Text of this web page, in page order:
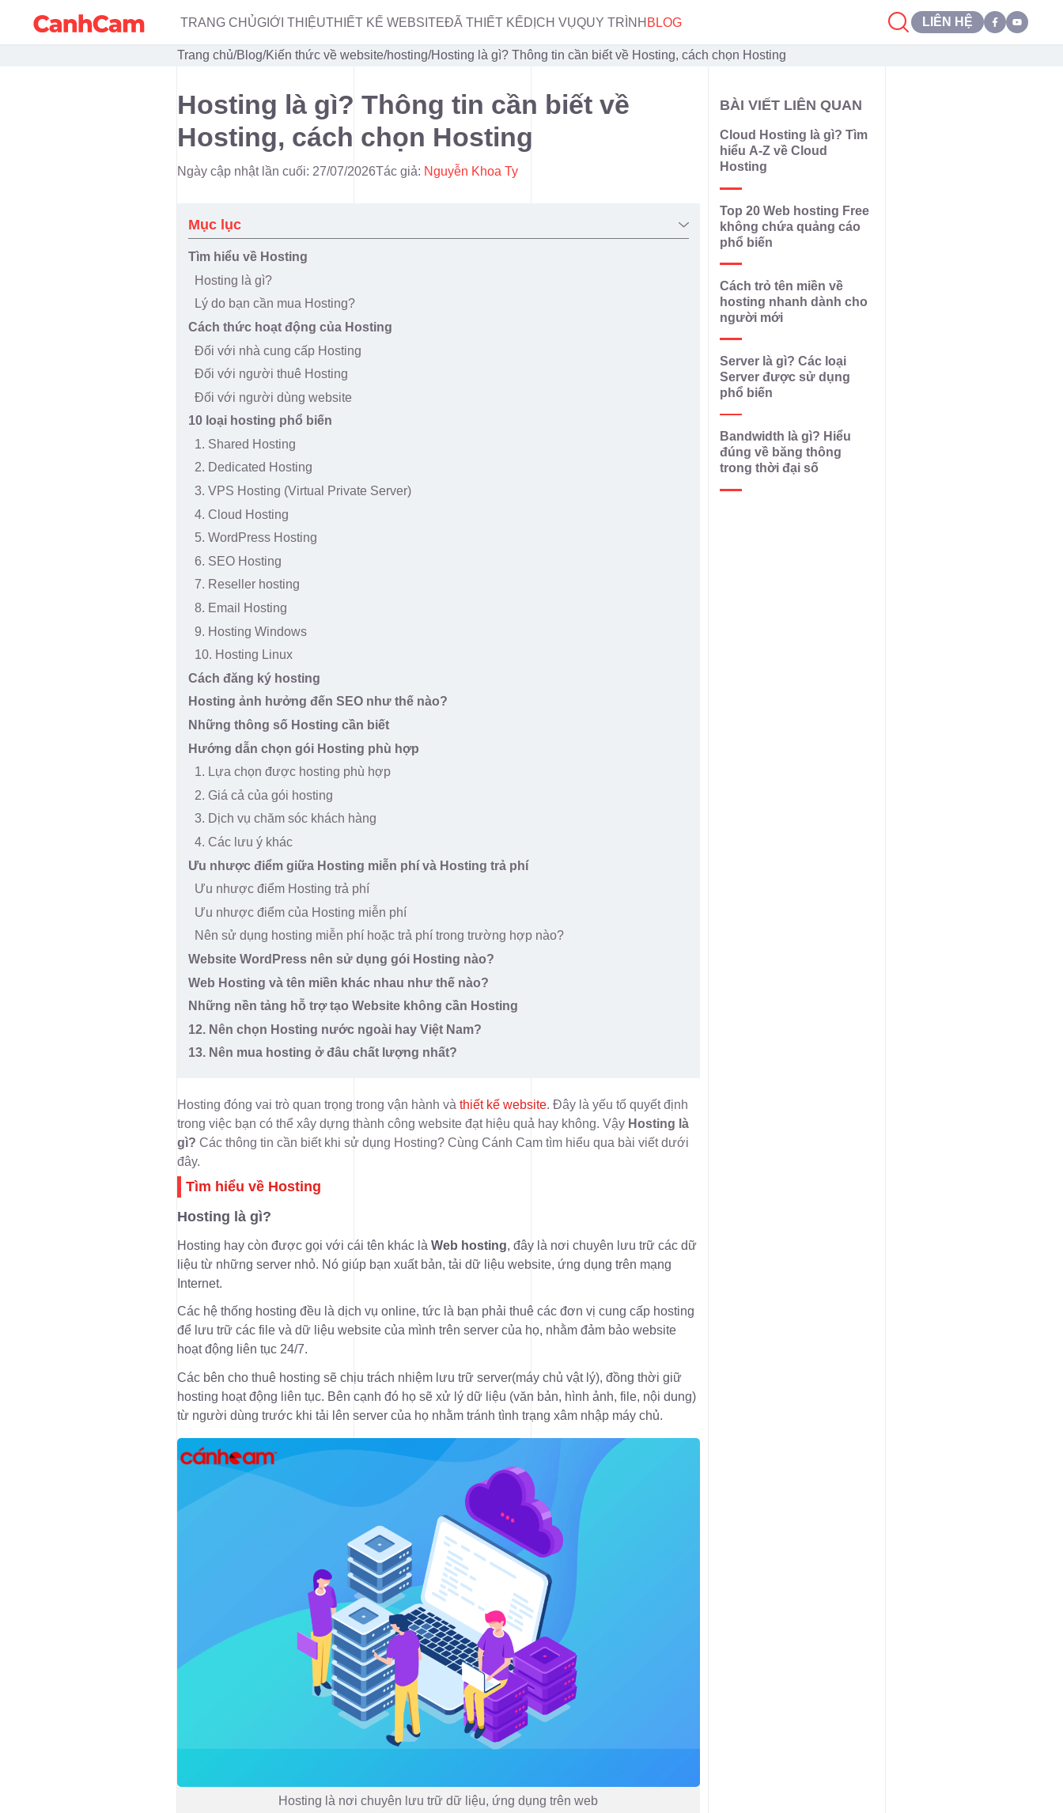
TRANG CHỦGIỚI THIỆUTHIẾT KẾ WEBSITEĐÃ THIẾT KẾDỊCH VỤQUY TRÌNH BLOG LIÊN HỆ
Trang chủ/Blog/Kiến thức về website/hosting/Hosting là gì? Thông tin cần biết về Hosting, cách chọn Hosting
Hosting là gì? Thông tin cần biết về
Hosting, cách chọn Hosting
Ngày cập nhật lần cuối: 27/07/2026Tác giả: Nguyễn Khoa Ty
Mục lục
Tìm hiểu về Hosting
Hosting là gì?
Lý do bạn cần mua Hosting?
Cách thức hoạt động của Hosting
Đối với nhà cung cấp Hosting
Đối với người thuê Hosting
Đối với người dùng website
10 loại hosting phổ biến
1. Shared Hosting
2. Dedicated Hosting
3. VPS Hosting (Virtual Private Server)
4. Cloud Hosting
5. WordPress Hosting
6. SEO Hosting
7. Reseller hosting
8. Email Hosting
9. Hosting Windows
10. Hosting Linux
Cách đăng ký hosting
Hosting ảnh hưởng đến SEO như thế nào?
Những thông số Hosting cần biết
Hướng dẫn chọn gói Hosting phù hợp
1. Lựa chọn được hosting phù hợp
2. Giá cả của gói hosting
3. Dịch vụ chăm sóc khách hàng
4. Các lưu ý khác
Ưu nhược điểm giữa Hosting miễn phí và Hosting trả phí
Ưu nhược điểm Hosting trả phí
Ưu nhược điểm của Hosting miễn phí
Nên sử dụng hosting miễn phí hoặc trả phí trong trường hợp nào?
Website WordPress nên sử dụng gói Hosting nào?
Web Hosting và tên miền khác nhau như thế nào?
Những nền tảng hỗ trợ tạo Website không cần Hosting
12. Nên chọn Hosting nước ngoài hay Việt Nam?
13. Nên mua hosting ở đâu chất lượng nhất?
Hosting đóng vai trò quan trọng trong vận hành và thiết kế website. Đây là yếu tố quyết định
trong việc bạn có thể xây dựng thành công website đạt hiệu quả hay không. Vậy Hosting là
gì? Các thông tin cần biết khi sử dụng Hosting? Cùng Cánh Cam tìm hiểu qua bài viết dưới
đây.
Tìm hiểu về Hosting
Hosting là gì?
Hosting hay còn được gọi với cái tên khác là Web hosting, đây là nơi chuyên lưu trữ các dữ
liệu từ những server nhỏ. Nó giúp bạn xuất bản, tải dữ liệu website, ứng dụng trên mạng
Internet.
Các hệ thống hosting đều là dịch vụ online, tức là bạn phải thuê các đơn vị cung cấp hosting
để lưu trữ các file và dữ liệu website của mình trên server của họ, nhằm đảm bảo website
hoạt động liên tục 24/7.
Các bên cho thuê hosting sẽ chịu trách nhiệm lưu trữ server(máy chủ vật lý), đồng thời giữ
hosting hoạt động liên tục. Bên cạnh đó họ sẽ xử lý dữ liệu (văn bản, hình ảnh, file, nội dung)
từ người dùng trước khi tải lên server của họ nhằm tránh tình trạng xâm nhập máy chủ.
Hosting là nơi chuyên lưu trữ dữ liệu, ứng dụng trên web
BÀI VIẾT LIÊN QUAN
Cloud Hosting là gì? Tìm
hiểu A-Z về Cloud
Hosting
Top 20 Web hosting Free
không chứa quảng cáo
phổ biến
Cách trỏ tên miền về
hosting nhanh dành cho
người mới
Server là gì? Các loại
Server được sử dụng
phổ biến
Bandwidth là gì? Hiểu
đúng về băng thông
trong thời đại số